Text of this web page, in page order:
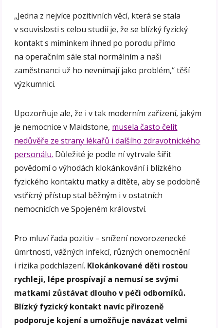
„Jedna z nejvíce pozitivních věcí, která se stala
v souvislosti s celou studií je, že se blízký fyzický
kontakt s miminkem ihned po porodu přímo
na operačním sále stal normálním a naši
zaměstnanci už ho nevnímají jako problém,“ těší
výzkumnici.
Upozorňuje ale, že i v tak moderním zařízení, jakým
je nemocnice v Maidstone, musela často čelit
nedůvěře ze strany lékařů i dalšího zdravotnického
personálu. Důležité je podle ní vytrvale šířit
povědomí o výhodách klokánkování i blízkého
fyzického kontaktu matky a dítěte, aby se podobně
vstřícný přístup stal běžným i v ostatních
nemocnicích ve Spojeném království.
Pro mluví řada pozitiv – snížení novorozenecké
úmrtnosti, vážných infekcí, různých onemocnění
i rizika podchlazení. Klokánkované děti rostou
rychleji, lépe prospívají a nemusí se svými
matkami zůstávat dlouho v péči odborníků.
Blízký fyzický kontakt navíc přirozeně
podporuje kojení a umožňuje navázat velmi